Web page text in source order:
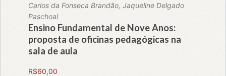
Carlos da Fonseca Brandão, Jaqueline Delgado
Paschoal
Ensino Fundamental de Nove Anos:
proposta de oficinas pedagógicas na
sala de aula
R$60,00